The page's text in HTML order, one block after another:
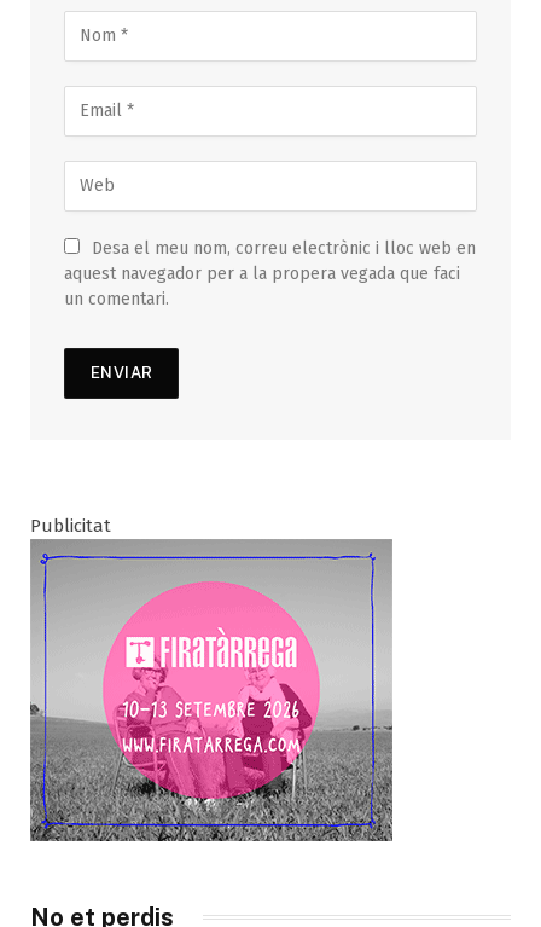
Desa el meu nom, correu electrònic i lloc web en
aquest navegador per a la propera vegada que faci
un comentari.
Publicitat
No et perdis